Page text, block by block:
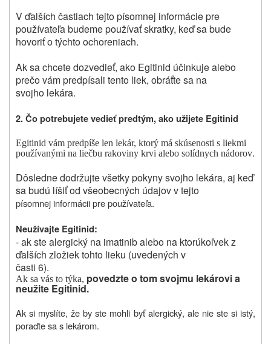
V ďalších častiach tejto písomnej informácie pre
používateľa budeme používať skratky, keď sa bude
hovoriť o týchto ochoreniach.
Ak sa chcete dozvedieť, ako Egitinid účinkuje alebo
prečo vám predpísali tento liek, obráťte sa na
svojho lekára.
2. Čo potrebujete vedieť predtým, ako užijete Egitinid
Egitinid vám predpíše len lekár, ktorý má skúsenosti s liekmi
používanými na liečbu rakoviny krvi alebo solídnych nádorov.
Dôsledne dodržujte všetky pokyny svojho lekára, aj keď
sa budú líšiť od všeobecných údajov v tejto
písomnej informácii pre používateľa.
Neužívajte Egitinid:
- ak ste alergický na imatinib alebo na ktorúkoľvek z
ďalších zložiek tohto lieku (uvedených v
časti 6).
Ak sa vás to týka, povedzte o tom svojmu lekárovi a
neužite Egitinid.
Ak si myslíte, že by ste mohli byť alergický, ale nie ste si istý,
poraďte sa s lekárom.